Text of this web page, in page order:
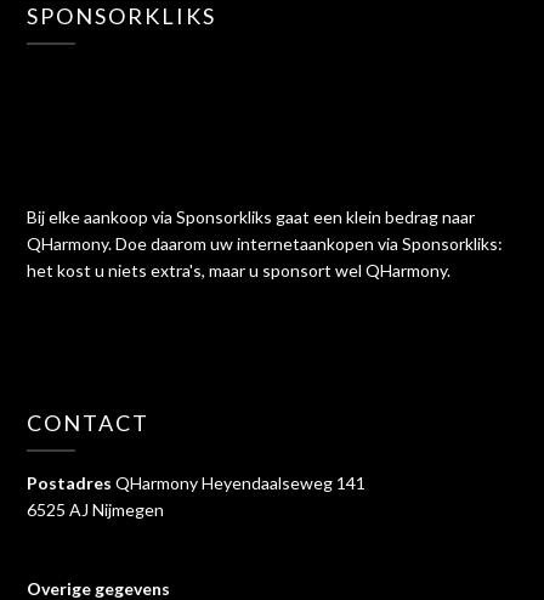
SPONSORKLIKS
Bij elke aankoop via Sponsorkliks gaat een klein bedrag naar
QHarmony. Doe daarom uw internetaankopen via Sponsorkliks:
het kost u niets extra's, maar u sponsort wel QHarmony.
CONTACT
Postadres QHarmony Heyendaalseweg 141
6525 AJ Nijmegen
Overige gegevens